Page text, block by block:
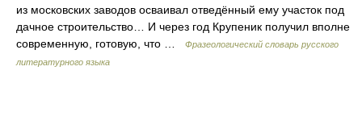
из московских заводов осваивал отведённый ему участок под
дачное строительство… И через год Крупеник получил вполне
современную, готовую, что …
Фразеологический словарь русского
литературного языка